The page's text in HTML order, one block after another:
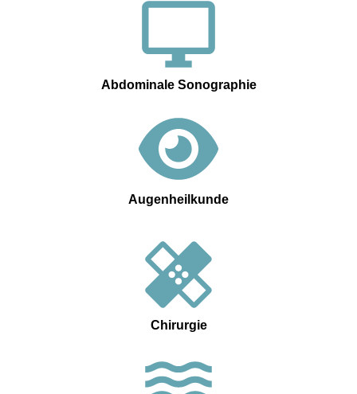
Abdominale Sonographie
Augenheilkunde
Chirurgie